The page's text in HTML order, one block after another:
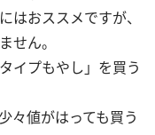
はおススメですが、
せん。
イプもやし」を買う
々値がはっても買う